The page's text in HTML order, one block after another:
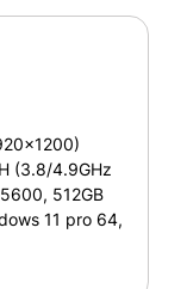
(3.8/4.9GHz
512GB
11 pro 64,